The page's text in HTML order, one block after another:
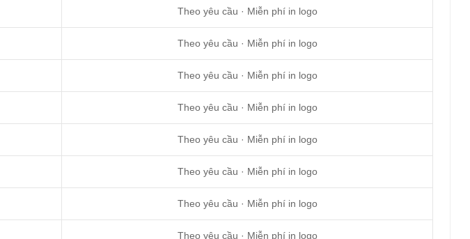
Theo yêu cầu · Miễn phí in logo
Theo yêu cầu · Miễn phí in logo
Theo yêu cầu · Miễn phí in logo
Theo yêu cầu · Miễn phí in logo
Theo yêu cầu · Miễn phí in logo
Theo yêu cầu · Miễn phí in logo
Theo yêu cầu · Miễn phí in logo
Theo yêu cầu · Miễn phí in logo